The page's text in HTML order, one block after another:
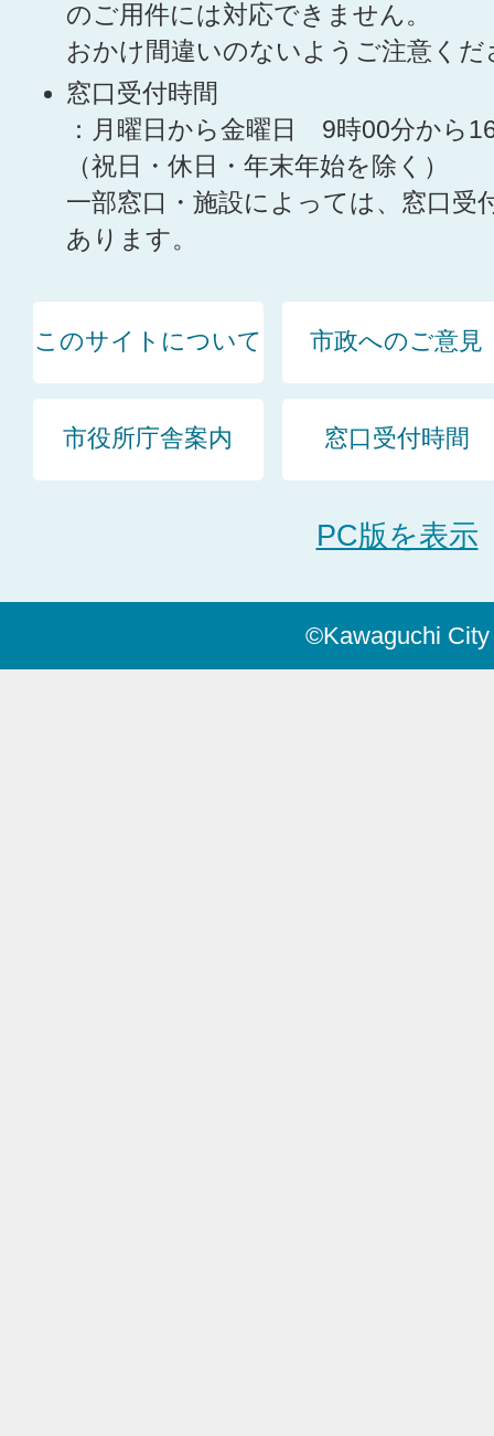
のご用件には対応できません。
おかけ間違いのないようご注意くだ
窓口受付時間
：月曜日から金曜日 9時00分から
（祝日・休日・年末年始を除く）
一部窓口・施設によっては、窓口受
あります。
このサイトについて 市政へのご意見
市役所庁舎案内 窓口受付時間
PC版を表示
©Kawaguchi City